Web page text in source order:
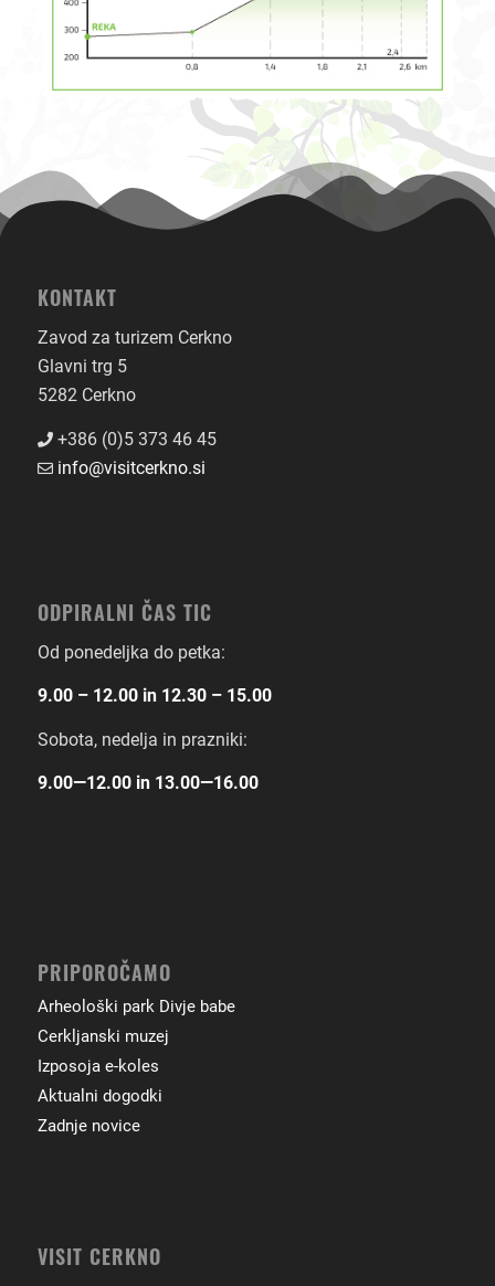
KONTAKT
Zavod za turizem Cerkno
Glavni trg 5
5282 Cerkno
+386 (0)5 373 46 45
info@visitcerkno.si
ODPIRALNI ČAS TIC
Od ponedeljka do petka:
9.00 – 12.00 in 12.30 – 15.00
Sobota, nedelja in prazniki:
9.00―12.00 in 13.00―16.00
PRIPOROČAMO
Arheološki park Divje babe
Cerkljanski muzej
Izposoja e-koles
Aktualni dogodki
Zadnje novice
VISIT CERKNO